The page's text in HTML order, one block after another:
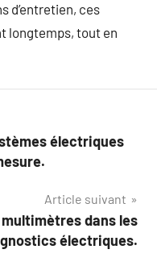
d’entretien, ces
longtemps, tout en
électriques
Article suivant
dans les
électriques.